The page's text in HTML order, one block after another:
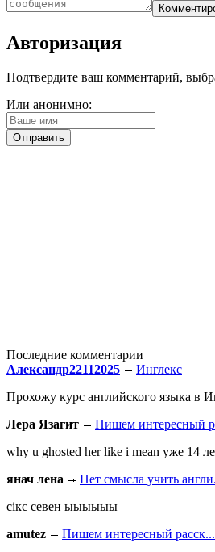
Авторизация
Подтвердите ваш комментарий,
Или анонимно:
Последние комментарии
Александр22112025
Инглекс
Прохожу курс английского языка в
Лера Язагит
Пишем интересный
why u ghosted her like i mean уже 14
янач лена
Нет смысла учить
сiкс севен ыыыыыы
amutez
Пишем интересный расск...